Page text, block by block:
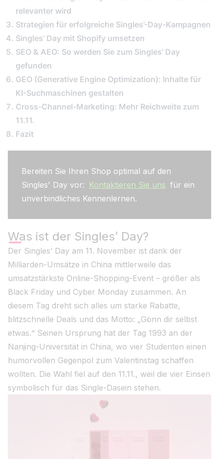
relevanter wird
Strategien für erfolgreiche Singles’-Day-Kampagnen
Singles’ Day mit Shopify umsetzen
SEO & AEO: So werden Sie zum Singles’ Day
gefunden
GEO (Generative Engine Optimization): Inhalte für
KI-Suchmaschinen gestalten
Cross-Channel-Marketing: Mehr Reichweite zum
11.11.
Fazit
Bereiten Sie Ihren Shop optimal auf den
Singles' Day vor: Kontaktieren Sie uns für ein
unverbindliches Kennenlernen.
Was ist der Singles’ Day?
Der Singles’ Day am 11. November ist dank der
Milliarden-Umsätze in China mittlerweile das
umsatzstärkste Online-Shopping-Event – größer als
Black Friday und Cyber Monday zusammen. An
diesem Tag dreht sich alles um starke Rabatte,
blitzschnelle Deals und das Motto: „Gönn dir selbst
etwas.“ Seinen Ursprung hat der Tag 1993 an der
Nanjing-Universität in China, wo vier Studenten einen
humorvollen Gegenpol zum Valentinstag schaffen
wollten. Die Wahl fiel auf den 11.11., weil die vier Einsen
symbolisch für das Single-Dasein stehen.